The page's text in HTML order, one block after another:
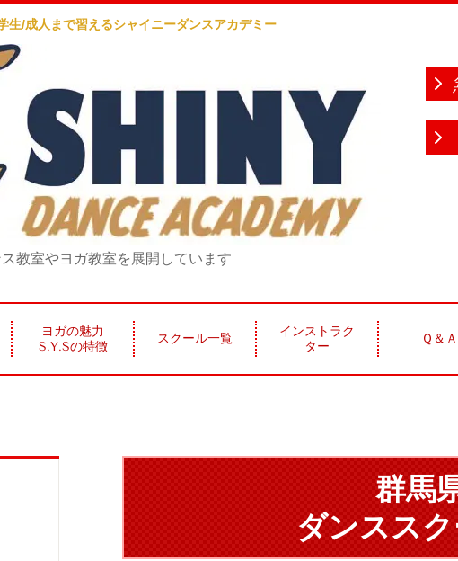
生/成人まで習えるシャイニーダンスアカデミー
教室やヨガ教室を展開しています
ヨガの魅力
S.Y.Sの特徴
スクール一覧
インストラク
ター
Ｑ＆Ａ
群馬
ダンスス